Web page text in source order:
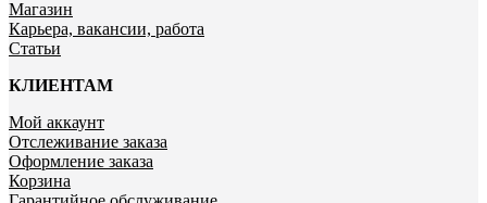
Магазин
Карьера, вакансии, работа
Статьи
КЛИЕНТАМ
Мой аккаунт
Отслеживание заказа
Оформление заказа
Корзина